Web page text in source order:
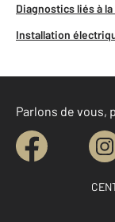
Diagnostics liés à
Installation
Parlons de vous,